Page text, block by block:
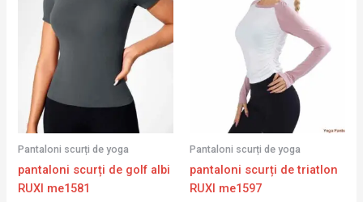
Pantaloni scurți de yoga
pantaloni scurți de golf albi
RUXI me1581
Pantaloni scurți de yoga
pantaloni scurți de triatlon
RUXI me1597